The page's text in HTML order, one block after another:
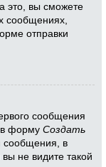
это, вы сможете
сообщениях,
отправки
сообщения
в формуСоздать
сообщения, в
не видите такой